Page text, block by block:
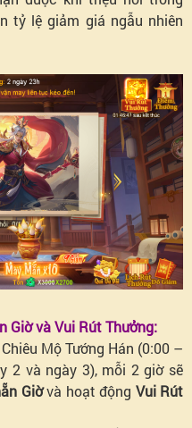
tỷ lệ giảm giá ngẫu nhiên
Giờ và Vui Rút Thưởng:
Mộ Tướng Hán (0:00 –
2 và ngày 3), mỗi 2 giờ sẽ
Giờvà hoạt động Vui Rút